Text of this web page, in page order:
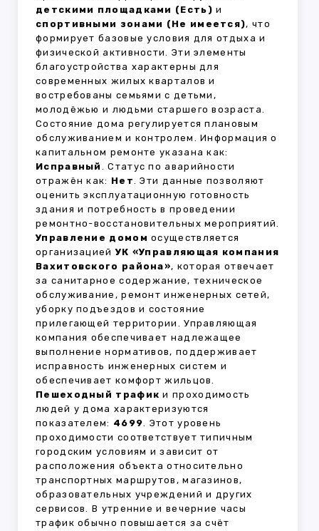
детскими площадками (Есть) и
спортивными зонами (Не имеется), что
формирует базовые условия для отдыха и
физической активности. Эти элементы
благоустройства характерны для
современных жилых кварталов и
востребованы семьями с детьми,
молодёжью и людьми старшего возраста.
Состояние дома регулируется плановым
обслуживанием и контролем. Информация о
капитальном ремонте указана как:
Исправный . Статус по аварийности
отражён как: Нет. Эти данные позволяют
оценить эксплуатационную готовность
здания и потребность в проведении
ремонтно-восстановительных мероприятий.
Управление домом осуществляется
организациейУК «Управляющая компания
Вахитовского района», которая отвечает
за санитарное содержание, техническое
обслуживание, ремонт инженерных сетей,
уборку подъездов и состояние
прилегающей территории. Управляющая
компания обеспечивает надлежащее
выполнение нормативов, поддерживает
исправность инженерных систем и
обеспечивает комфорт жильцов.
Пешеходный трафик и проходимость
людей у дома характеризуются
показателем: 4699. Этот уровень
проходимости соответствует типичным
городским условиям и зависит от
расположения объекта относительно
транспортных маршрутов, магазинов,
образовательных учреждений и других
сервисов. В утренние и вечерние часы
трафик обычно повышается за счёт